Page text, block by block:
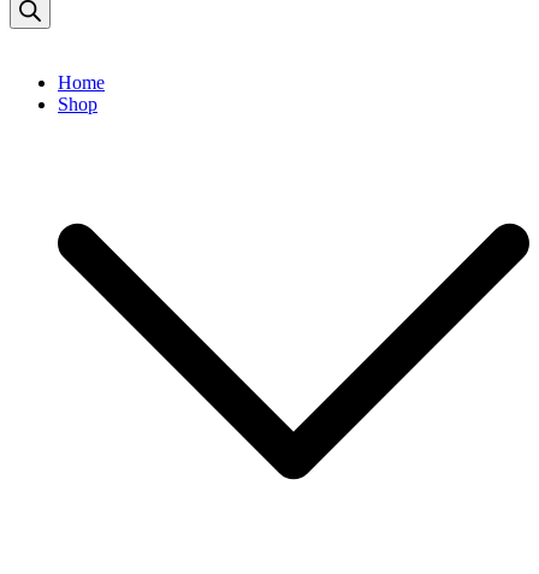
Home
Shop